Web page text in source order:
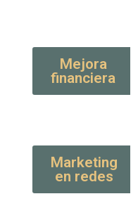
Mejora
financiera
Marketing
en redes